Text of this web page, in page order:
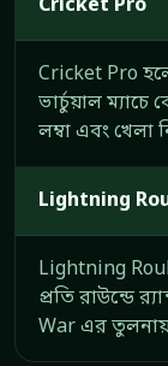
Cricket Pro
Cricket Pro
ভার্চুয়াল
লম্বা এবং খেলা
Lightning
Lightning
প্রতি রাউন্ডে
War এর তুলনায়